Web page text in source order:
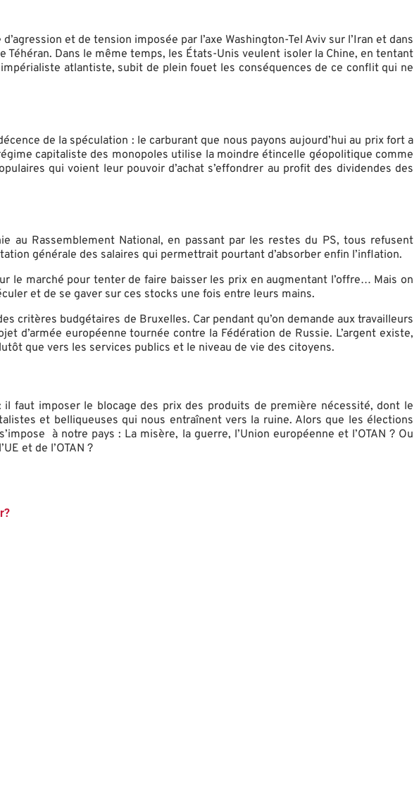
et de tension imposée par l’axe Washington-Tel Aviv sur l’Iran et dans
Dans le même temps, les États-Unis veulent isoler la Chine, en tentant
atlantiste, subit de plein fouet les conséquences de ce conflit qui ne
de la spéculation : le carburant que nous payons aujourd’hui au prix fort a
capitaliste des monopoles utilise la moindre étincelle géopolitique comme
qui voient leur pouvoir d’achat s’effondrer au profit des dividendes des
au Rassemblement National, en passant par les restes du PS, tous refusent
générale des salaires qui permettrait pourtant d’absorber enfin l’inflation.
le marché pour tenter de faire baisser les prix en augmentant l’offre… Mais on
et de se gaver sur ces stocks une fois entre leurs mains.
critères budgétaires de Bruxelles. Car pendant qu’on demande aux travailleurs
d’armée européenne tournée contre la Fédération de Russie. L’argent existe,
que vers les services publics et le niveau de vie des citoyens.
faut imposer le blocage des prix des produits de première nécessité, dont le
et belliqueuses qui nous entraînent vers la ruine. Alors que les élections
à notre pays : La misère, la guerre, l’Union européenne et l’OTAN ? Ou
et de l’OTAN ?